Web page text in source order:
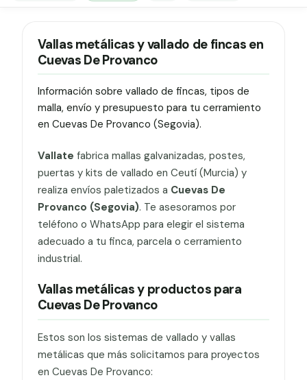
Vallas metálicas y vallado de fincas en
Cuevas De Provanco
Información sobre vallado de fincas, tipos de
malla, envío y presupuesto para tu cerramiento
en Cuevas De Provanco (Segovia).
Vallate fabrica mallas galvanizadas, postes,
puertas y kits de vallado en Ceutí (Murcia) y
realiza envíos paletizados a Cuevas De
Provanco (Segovia). Te asesoramos por
teléfono o WhatsApp para elegir el sistema
adecuado a tu finca, parcela o cerramiento
industrial.
Vallas metálicas y productos para
Cuevas De Provanco
Estos son los sistemas de vallado y vallas
metálicas que más solicitamos para proyectos
en Cuevas De Provanco: